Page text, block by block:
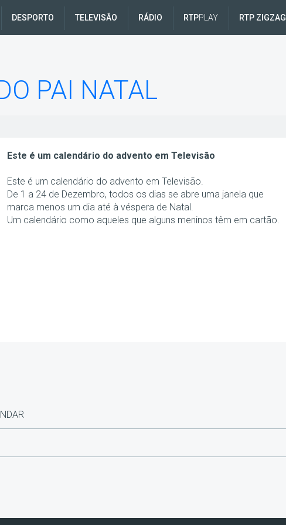
DESPORTO TELEVISÃO RÁDIO RTPPLAY RTP ZIGZAG
PAI NATAL
Este é um calendário do advento em Televisão
Este é um calendário do advento em Televisão.
De 1 a 24 de Dezembro, todos os dias se abre uma janela que
marca menos um dia até à véspera de Natal.
Um calendário como aqueles que alguns meninos têm em cartão.